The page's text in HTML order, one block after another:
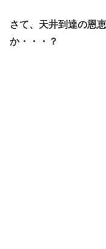
さて、天井到達の恩
か・・・？